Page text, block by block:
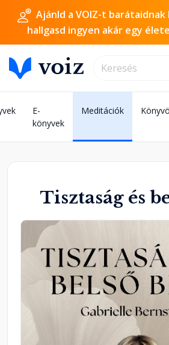
Ajánld a VOIZ-t
hallgasd ingyen akár egy
E-
könyvek
Meditációk
Tisztaság és